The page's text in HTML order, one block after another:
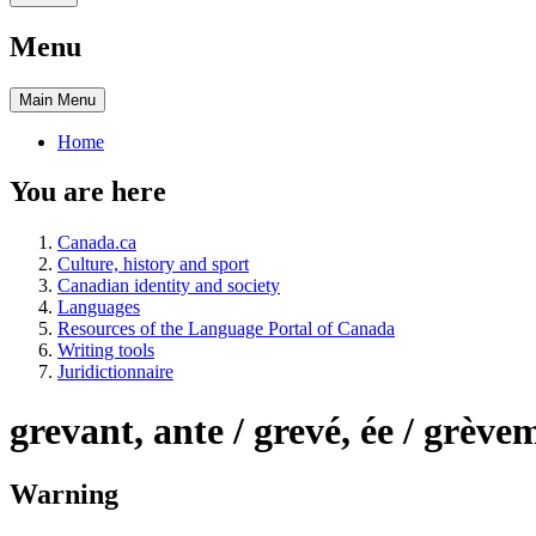
Menu
Main Menu
Home
You are here
Canada.ca
Culture, history and sport
Canadian identity and society
Languages
Resources of the Language Portal of Canada
Writing tools
Juridictionnaire
grevant, ante / grevé, ée /
Warning